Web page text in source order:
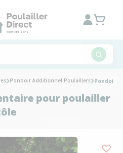
Pondoir Additionnel Poulaillers Pondoir
pour poulailler